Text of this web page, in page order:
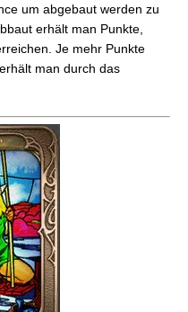
um abgebaut werden zu
erhält man Punkte,
Je mehr Punkte
man durch das